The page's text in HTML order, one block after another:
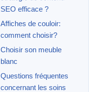
SEO efficace ?
Affiches de couloir:
comment choisir?
Choisir son meuble
blanc
Questions fréquentes
concernant les soins